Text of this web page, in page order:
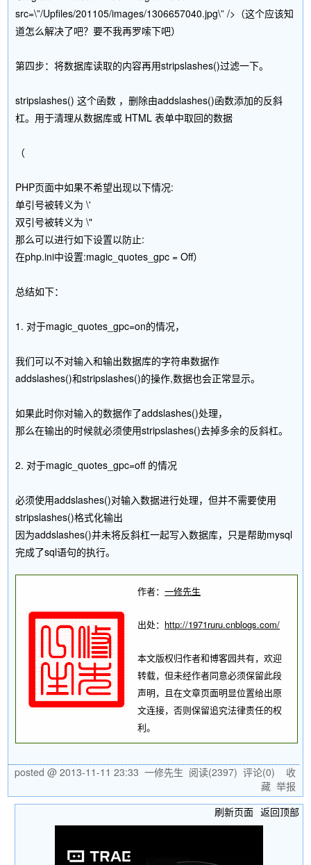
src=\”/Upfiles/201105/images/1306657040.jpg\” />（这个应该知
道怎么解决了吧？要不我再罗嗦下吧）
第四步：将数据库读取的内容再用stripslashes()过滤一下。
stripslashes() 这个函数 ，删除由addslashes()函数添加的反斜
杠。用于清理从数据库或 HTML 表单中取回的数据
（
PHP页面中如果不希望出现以下情况:
单引号被转义为 \'
双引号被转义为 \"
那么可以进行如下设置以防止:
在php.ini中设置:magic_quotes_gpc = Off）
总结如下：
1. 对于magic_quotes_gpc=on的情况，
我们可以不对输入和输出数据库的字符串数据作
addslashes()和stripslashes()的操作,数据也会正常显示。
如果此时你对输入的数据作了addslashes()处理，
那么在输出的时候就必须使用stripslashes()去掉多余的反斜杠。
2. 对于magic_quotes_gpc=off 的情况
必须使用addslashes()对输入数据进行处理，但并不需要使用
stripslashes()格式化输出
因为addslashes()并未将反斜杠一起写入数据库，只是帮助mysql
完成了sql语句的执行。
作者：一修先生
出处： http://1971ruru.cnblogs.com/
本文版权归作者和博客园共有，欢迎
转载，但未经作者同意必须保留此段
声明，且在文章页面明显位置给出原
文连接，否则保留追究法律责任的权
利。
posted @ 2013-11-11 23:33 一修先生 阅读(2397) 评论(0) 收
藏 举报
刷新页面 返回顶部